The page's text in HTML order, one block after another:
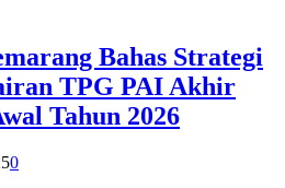
Bahas Strategi
TPG PAI Akhir
Tahun 2026
0